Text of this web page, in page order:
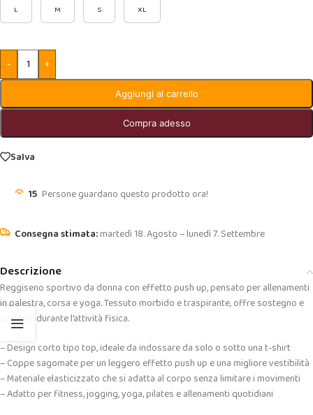
L M S XL
- +
Aggiungi al carrello
Compra adesso
Salva
15 Persone guardano questo prodotto ora!
martedì 18. Agosto – lunedì 7. Settembre
Descrizione
Reggiseno sportivo da donna con effetto push up, pensato per allenamenti
in palestra, corsa e yoga. Tessuto morbido e traspirante, offre sostegno e
comfort durante l’attività fisica.
– Design corto tipo top, ideale da indossare da solo o sotto una t-shirt
– Coppe sagomate per un leggero effetto push up e una migliore vestibilità
– Materiale elasticizzato che si adatta al corpo senza limitare i movimenti
– Adatto per fitness, jogging, yoga, pilates e allenamenti quotidiani